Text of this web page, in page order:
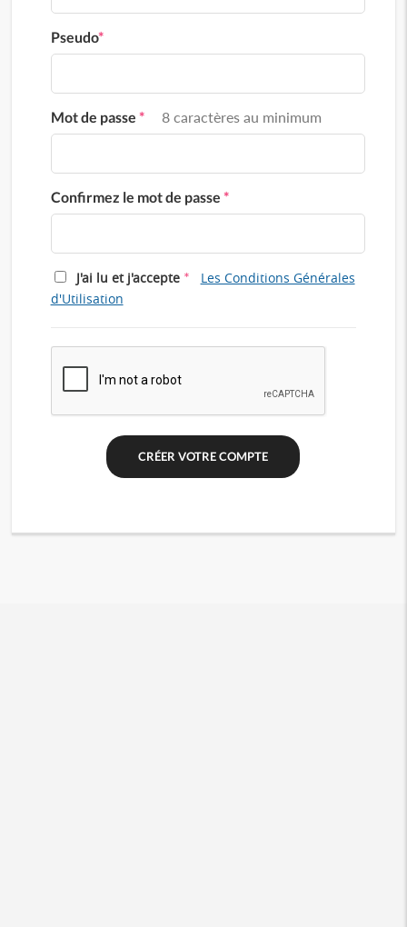
Pseudo*
Mot de passe * 8 caractères au minimum
Confirmez le mot de passe *
J'ai lu et j'accepte *
Les Conditions Générales
d'Utilisation